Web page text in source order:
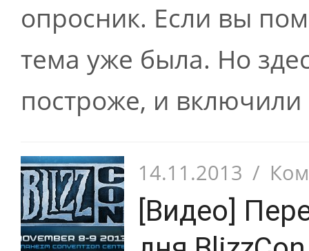
опросник. Если вы
тема уже была. Но
построже, и
14.11.2013 /
[Видео]